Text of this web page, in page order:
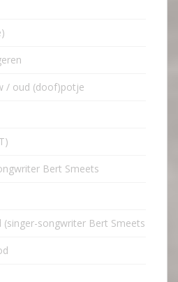
/ oud (doof)potje
Bert Smeets
songwriter Bert Smeets